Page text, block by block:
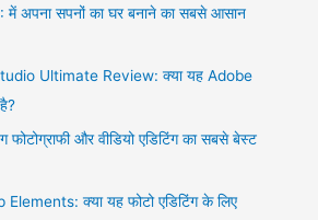
अपना सपनों का घर बनाने का सबसे आसान
Ultimate Review: क्या यह Adobe
और वीडियो एडिटिंग का सबसे बेस्ट
क्या यह फोटो एडिटिंग के लिए